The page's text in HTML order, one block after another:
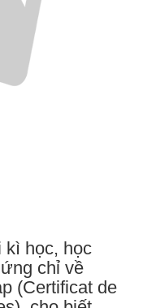
kì học, học
chỉ về
(Certificat de